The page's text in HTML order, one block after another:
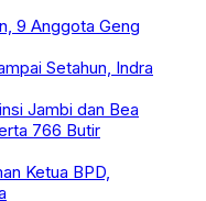
9 Anggota Geng
Setahun, Indra
Jambi dan Bea
766 Butir
Ketua BPD,